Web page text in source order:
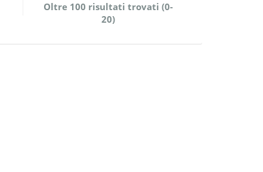
Oltre 100 risultati trovati (0-
20)